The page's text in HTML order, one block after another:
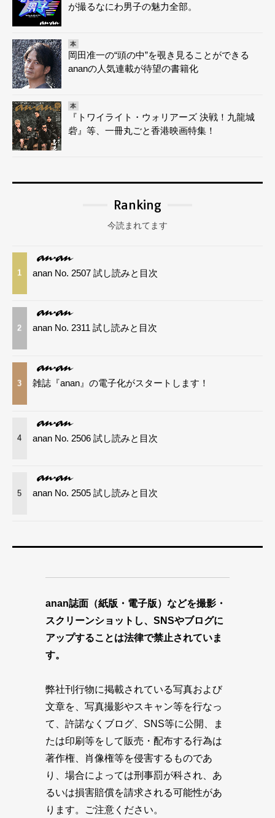
が撮るなにわ男子の魅力全部。
本
岡田准一の“頭の中”を覗き見ることができる
ananの人気連載が待望の書籍化
本
『トワイライト・ウォリアーズ 決戦！九龍城
砦』等、一冊丸ごと香港映画特集！
Ranking
今読まれてます
1 anan No. 2507 試し読みと目次
2 anan No. 2311 試し読みと目次
3 雑誌『anan』の電子化がスタートします！
4 anan No. 2506 試し読みと目次
5 anan No. 2505 試し読みと目次
anan誌面（紙版・電子版）などを撮影・
スクリーンショットし、SNSやブログに
アップすることは法律で禁止されていま
す。
弊社刊行物に掲載されている写真および
文章を、写真撮影やスキャン等を行なっ
て、許諾なくブログ、SNS等に公開、ま
たは印刷等をして販売・配布する行為は
著作権、肖像権等を侵害するものであ
り、場合によっては刑事罰が科され、あ
るいは損害賠償を請求される可能性があ
ります。ご注意ください。